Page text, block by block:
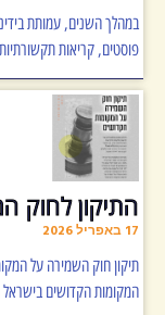
במהלך השנים, עמותת
פוסטים, קריאות
התיקון לחוק
17 באפריל 2026
תיקון חוק השמירה על
המקומות הקדושים בישראל